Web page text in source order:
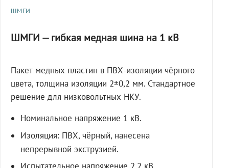
ШМГИ
ШМГИ — гибкая медная шина на 1 кВ
Пакет медных пластин в ПВХ-изоляции чёрного
цвета, толщина изоляции 2±0,2 мм. Стандартное
решение для низковольтных НКУ.
Номинальное напряжение 1 кВ.
Изоляция: ПВХ, чёрный, нанесена
непрерывной экструзией.